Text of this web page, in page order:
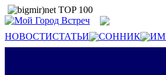
НОВОСТИСТАТЬИ СОННИК